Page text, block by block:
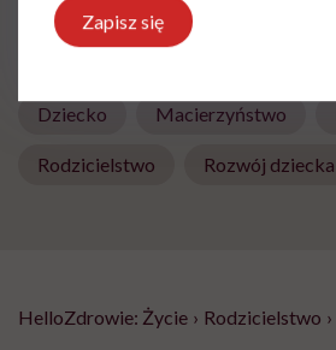
Dziecko Macierzyństwo
Rodzicielstwo Rozwój dziecka
HelloZdrowie: Życie › Rodzicielstwo ›
Zapisz się